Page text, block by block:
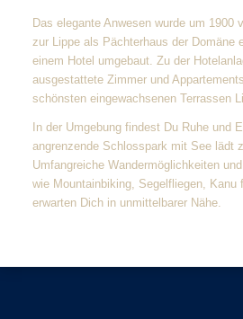
Das elegante Anwesen wurde um 1900
zur Lippe als Pächterhaus der Domäne
einem Hotel umgebaut. Zu der
ausgestattete Zimmer und
schönsten eingewachsenen Terrassen
In der Umgebung findest Du Ruhe und
angrenzende Schlosspark mit See lädt
Umfangreiche Wandermöglichkeiten
wie Mountainbiking, Segelfliegen, Kanu
erwarten Dich in unmittelbarer Nähe.